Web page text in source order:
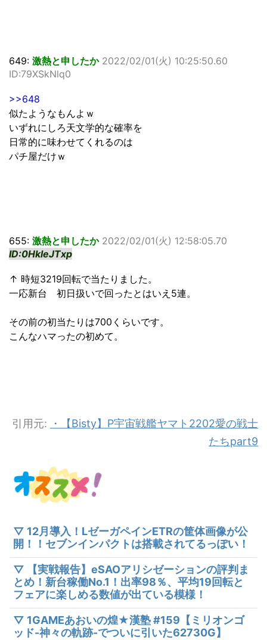
649: 激熱と申したか 2022/02/01(火) 10:25:50.60
ID:79XSkNlq0
>>648
似たようなもんよｗ
いずれにしろ天文学的な確率を
日常的に味わせてくれるのは
パチ屋だけｗ
655: 激熱と申したか 2022/02/01(火) 12:58:05.70
ID:0HkleJTxp
↑ 時短3219回転で当たりました。
一応新台 初日扱いで回ったとはいえ5連。
その前の初当たりは700くらいです。
こんなハマったの初めて。
引用元:
・【Bisty】P宇宙戦艦ヤマト2202愛の戦士
たちpart9
▽ 12月導入！LゼーガペインETRの筐体画像が公
開！！セブンインパクトは搭載されてるっぽい！
▽ 【実戦報告】eSAOアリシゼーションの評判ま
とめ！新台稼働No.1！出率98％、平均19回転と
フェアに楽しめる数値が出ている模様！
▽ 1GAMEあおいの煌★漢塾 #159【ミリオンゴ
ッド-神々の軌跡-でついに引いた62730G】